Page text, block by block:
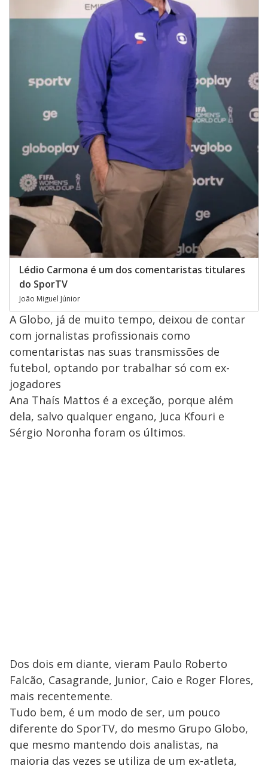
Lédio Carmona é um dos comentaristas titulares
do SporTV
João Miguel Júnior
A Globo, já de muito tempo, deixou de contar
com jornalistas profissionais como
comentaristas nas suas transmissões de
futebol, optando por trabalhar só com ex-
jogadores
Ana Thaís Mattos é a exceção, porque além
dela, salvo qualquer engano, Juca Kfouri e
Sérgio Noronha foram os últimos.
Dos dois em diante, vieram Paulo Roberto
Falcão, Casagrande, Junior, Caio e Roger Flores,
mais recentemente.
Tudo bem, é um modo de ser, um pouco
diferente do SporTV, do mesmo Grupo Globo,
que mesmo mantendo dois analistas, na
maioria das vezes se utiliza de um ex-atleta,